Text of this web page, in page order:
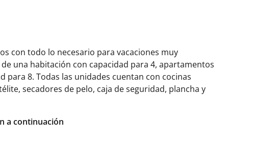
con todo lo necesario para vacaciones muy
una habitación con capacidad para 4, apartamentos
para 8. Todas las unidades cuentan con cocinas
secadores de pelo, caja de seguridad, plancha y
a continuación